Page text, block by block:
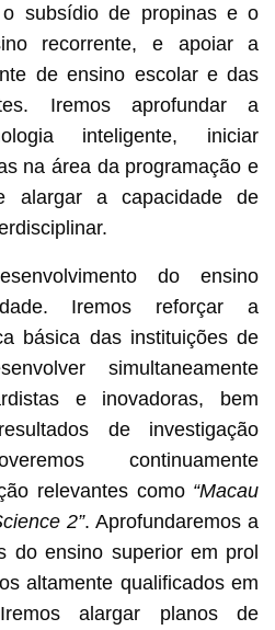
o subsídio de propinas e o
recorrente, e apoiar a
de ensino escolar e das
Iremos aprofundar a
inteligente, iniciar
na área da programação e
alargar a capacidade de
do ensino
Iremos reforçar a
básica das instituições de
simultaneamente
e inovadoras, bem
de investigação
continuamente
relevantes como “Macau
2”. Aprofundaremos a
do ensino superior em prol
altamente qualificados em
alargar planos de